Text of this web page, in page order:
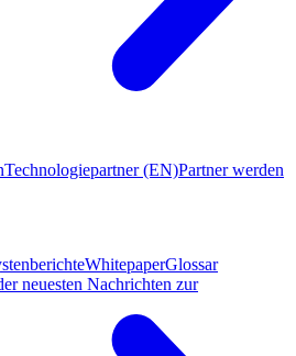
Technologiepartner (EN)Partner werden
WhitepaperGlossar
neuesten Nachrichten zur